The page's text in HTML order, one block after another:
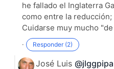
he fallado el Inglaterra
como entre la reducción;
Cuidarse muy mucho
· Responder (2)
José Luis @jlggpipa